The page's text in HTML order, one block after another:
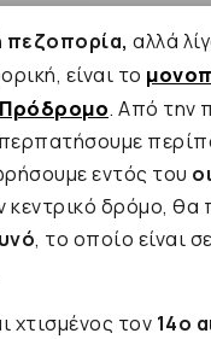
πεζοπορία, αλλά
είναι το
Πρόδρομο. Από την
εντός του
κεντρικό δρόμο, θα
, το οποίο είναι
χτισμένος τον 14ο